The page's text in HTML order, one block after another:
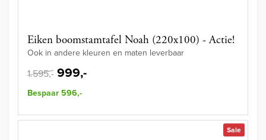
Eiken boomstamtafel Noah (220x100) - Actie!
Ook in andere kleuren en maten leverbaar
1.595,- 999,-
Bespaar 596,-
Sale